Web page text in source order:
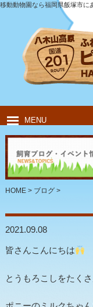
移動動物園なら福岡県飯塚市に
MENU
HOME ピク
飲食・キャンプ
HOME> ブログ>
2021.09.08
皆さんこんにちは
とうもろこしをたく